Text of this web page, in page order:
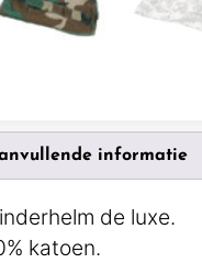
informatie
de luxe.
katoen.